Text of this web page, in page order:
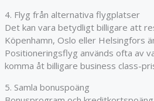
4. Flyg från alternativa flygplatser
Det kan vara betydligt billigare att
Köpenhamn, Oslo eller Helsingfors
Positioneringsflyg används ofta av
komma åt billigare business class-
5. Samla bonuspoäng